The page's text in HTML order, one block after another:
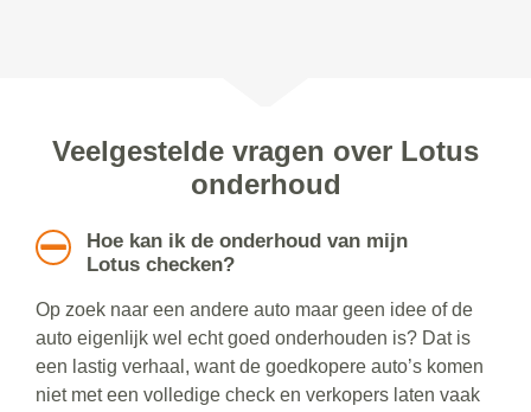
Veelgestelde vragen over Lotus
onderhoud
Hoe kan ik de onderhoud van mijn
Lotus checken?
Op zoek naar een andere auto maar geen idee of de
auto eigenlijk wel echt goed onderhouden is? Dat is
een lastig verhaal, want de goedkopere auto’s komen
niet met een volledige check en verkopers laten vaak